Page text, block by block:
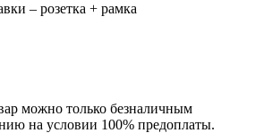
– розетка + рамка
можно только безналичным
на условии 100% предоплаты.